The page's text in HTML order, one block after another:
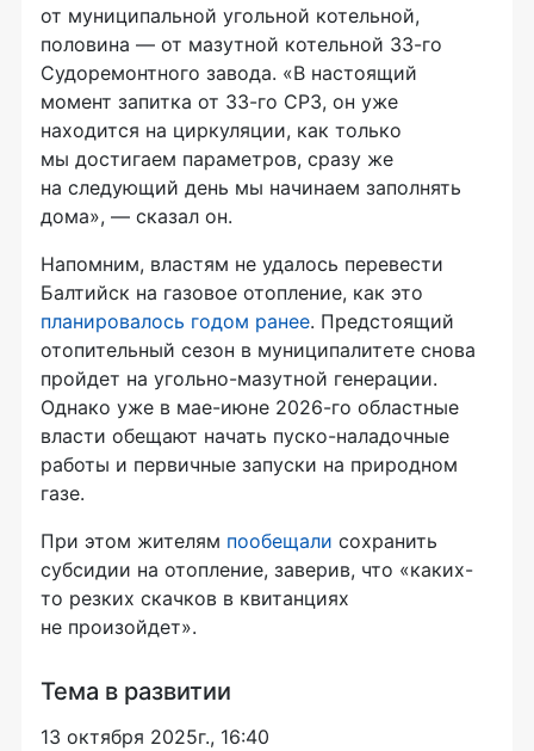
от муниципальной угольной котельной,
половина — от мазутной котельной 33-го
Судоремонтного завода. «В настоящий
момент запитка от 33-го СРЗ, он уже
находится на циркуляции, как только
мы достигаем параметров, сразу же
на следующий день мы начинаем заполнять
дома», — сказал он.
Напомним, властям не удалось перевести
Балтийск на газовое отопление, как это
планировалось годом ранее. Предстоящий
отопительный сезон в муниципалитете снова
пройдет на угольно-мазутной генерации.
Однако уже в мае-июне 2026-го областные
власти обещают начать пуско-наладочные
работы и первичные запуски на природном
газе.
При этом жителям пообещали сохранить
субсидии на отопление, заверив, что «каких-
то резких скачков в квитанциях
не произойдет».
Тема в развитии
13 октября 2025г., 16:40